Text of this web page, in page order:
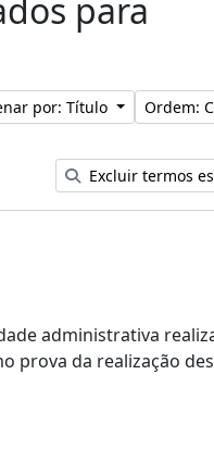
para
por: Título Ordem:
Excluir termos
administrativa
prova da realização